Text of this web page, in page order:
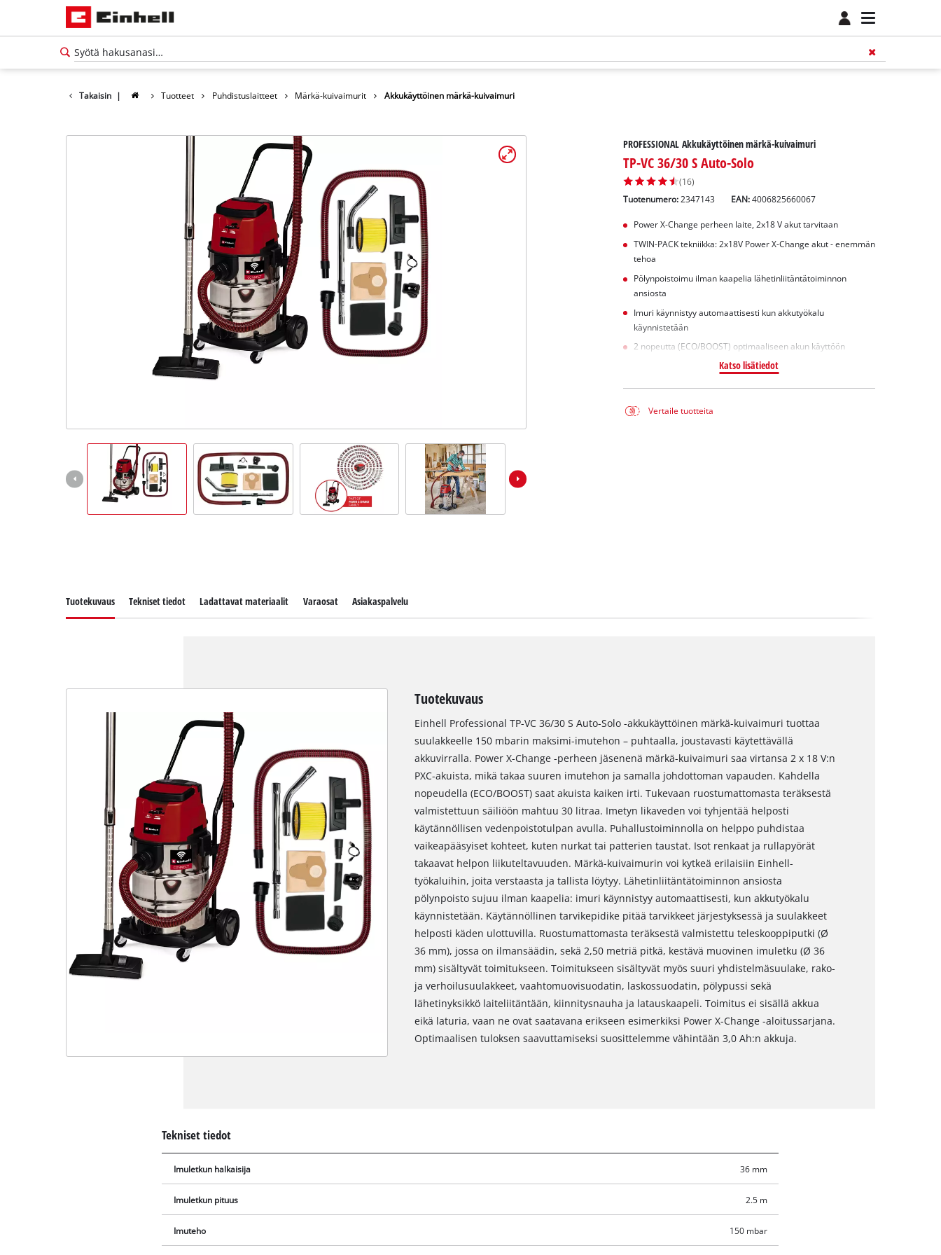
Takaisin | Tuotteet Puhdistuslaitteet Märkä-kuivaimurit Akkukäyttöinen märkä-kuivaimuri
PROFESSIONAL Akkukäyttöinen märkä-kuivaimuri
TP-VC 36/30 S Auto-Solo
(16)
Tuotenumero: 2347143 EAN:4006825660067
Power X-Change perheen laite, 2x18 V akut tarvitaan
TWIN-PACK tekniikka: 2x18V Power X-Change akut - enemmän
tehoa
Pölynpoistoimu ilman kaapelia lähetinliitäntätoiminnon
ansiosta
Imuri käynnistyy automaattisesti kun akkutyökalu
käynnistetään
2 nopeutta (ECO/BOOST) optimaaliseen akun käyttöön
Katso lisätiedot
Vertaile tuotteita
Tarvitsemme suostumuksesi palvelun
Tuotekuvaus Tekniset tiedot Ladattavat materiaalit Varaosat Asiakaspalvelu
Tuotekuvaus
Einhell Professional TP-VC 36/30 S Auto-Solo -akkukäyttöinen märkä-kuivaimuri tuottaa
suulakkeelle 150 mbarin maksimi-imutehon – puhtaalla, joustavasti käytettävällä
akkuvirralla. Power X-Change -perheen jäsenenä märkä-kuivaimuri saa virtansa 2 x 18 V:n
PXC-akuista, mikä takaa suuren imutehon ja samalla johdottoman vapauden. Kahdella
nopeudella (ECO/BOOST) saat akuista kaiken irti. Tukevaan ruostumattomasta teräksestä
valmistettuun säiliöön mahtuu 30 litraa. Imetyn likaveden voi tyhjentää helposti
käytännöllisen vedenpoistotulpan avulla. Puhallustoiminnolla on helppo puhdistaa
vaikeapääsyiset kohteet, kuten nurkat tai patterien taustat. Isot renkaat ja rullapyörät
takaavat helpon liikuteltavuuden. Märkä-kuivaimurin voi kytkeä erilaisiin Einhell-
työkaluihin, joita verstaasta ja tallista löytyy. Lähetinliitäntätoiminnon ansiosta
pölynpoisto sujuu ilman kaapelia: imuri käynnistyy automaattisesti, kun akkutyökalu
käynnistetään. Käytännöllinen tarvikepidike pitää tarvikkeet järjestyksessä ja suulakkeet
helposti käden ulottuvilla. Ruostumattomasta teräksestä valmistettu teleskooppiputki (Ø
36 mm), jossa on ilmansäädin, sekä 2,50 metriä pitkä, kestävä muovinen imuletku (Ø 36
mm) sisältyvät toimitukseen. Toimitukseen sisältyvät myös suuri yhdistelmäsuulake, rako-
ja verhoilusuulakkeet, vaahtomuovisuodatin, laskossuodatin, pölypussi sekä
lähetinyksikkö laiteliitäntään, kiinnitysnauha ja latauskaapeli. Toimitus ei sisällä akkua
eikä laturia, vaan ne ovat saatavana erikseen esimerkiksi Power X-Change -aloitussarjana.
Optimaalisen tuloksen saavuttamiseksi suosittelemme vähintään 3,0 Ah:n akkuja.
Tekniset tiedot
Imuletkun halkaisija 36 mm
Imuletkun pituus 2.5 m
Imuteho 150 mbar